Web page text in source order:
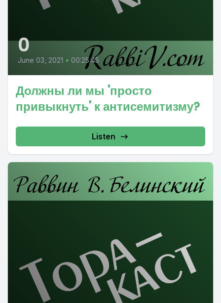
0
June 03, 2021 • 00:25:45
Должны ли мы 'просто
привыкнуть' к антисемитизму?
Listen